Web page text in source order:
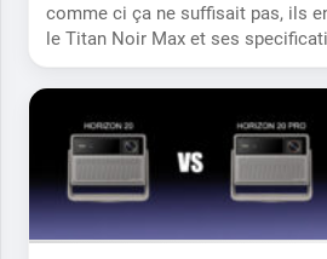
comme ci ça ne suffisait pas, ils
le Titan Noir Max et ses